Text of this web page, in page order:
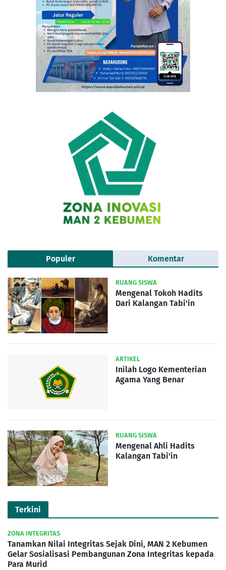
Populer Komentar
RUANG SISWA
Mengenal Tokoh Hadits
Dari Kalangan Tabi'in
ARTIKEL
Inilah Logo Kementerian
Agama Yang Benar
RUANG SISWA
Mengenal Ahli Hadits
Kalangan Tabi'in
Terkini
ZONA INTEGRITAS
Tanamkan Nilai Integritas Sejak Dini, MAN 2 Kebumen
Gelar Sosialisasi Pembangunan Zona Integritas kepada
Para Murid